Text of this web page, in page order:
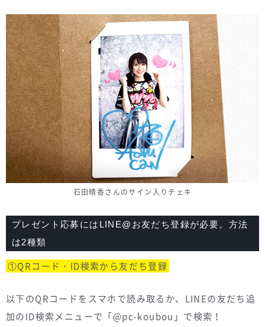
石田晴香さんのサイン入りチェキ
プレゼント応募にはLINE@お友だち登録が必要。方法
は2種類
①QRコード・ID検索から友だち登録
以下のQRコードをスマホで読み取るか、LINEの友だち追
加のID検索メニューで「@pc-koubou」で検索！